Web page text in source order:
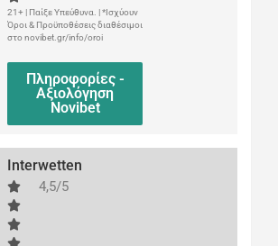
21+ | Παίξε Υπεύθυνα. | *Ισχύουν
Όροι & Προϋποθέσεις διαθέσιμοι
στο novibet.gr/info/oroi
Πληροφορίες -
Αξιολόγηση
Novibet
Interwetten
4,5/5